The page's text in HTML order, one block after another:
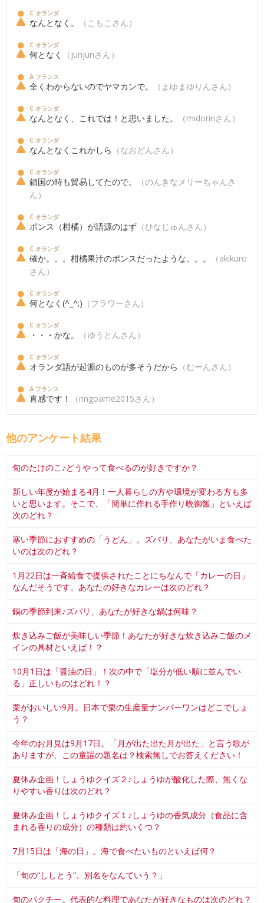
C オランダ
なんとなく。 （こもこさん）
C オランダ
何となく （junjunさん）
A フランス
全くわからないのでヤマカンで。 （まゆまゆりんさん）
C オランダ
なんとなく、これでは！と思いました。 （midorinさん）
C オランダ
なんとなくこれかしら （なおどんさん）
C オランダ
鎖国の時も貿易してたので。
（のんきなメリーちゃんさ
ん）
C オランダ
ポンス（柑橘）が語源のはず （ひなじゅんさん）
C オランダ
確か。。。柑橘果汁のポンスだったような。。。
（akikuro
さん）
C オランダ
何となく(^_^;) （フラワーさん）
C オランダ
・・・かな。 （ゆうとんさん）
C オランダ
オランダ語が起源のものが多そうだから （むーんさん）
A フランス
直感です！ （ringoame2015さん）
他のアンケート結果
旬のたけのこ♪どうやって食べるのが好きですか？
新しい年度が始まる4月！一人暮らしの方や環境が変わる方も多
いと思います。そこで、「簡単に作れる手作り晩御飯」といえば
次のどれ？
寒い季節におすすめの「うどん」。ズバリ、あなたがいま食べた
いのは次のどれ？
1月22日は一斉給食で提供されたことにちなんで「カレーの日」
なんだそうです。あなたの好きなカレーは次のどれ？
鍋の季節到来♪ズバリ、あなたが好きな鍋は何味？
炊き込みご飯が美味しい季節！あなたが好きな炊き込みご飯のメ
インの具材といえば！？
10月1日は「醤油の日」！次の中で「塩分が低い順に並んでい
る」正しいものはどれ！？
栗がおいしい9月。日本で栗の生産量ナンバーワンはどこでしょ
う？
今年のお月見は9月17日。「月が出た出た月が出た」と言う歌が
ありますが、この童謡の題名は？検索無しでお答えください！
夏休み企画！しょうゆクイズ２♪しょうゆが酸化した際、無くな
りやすい香りは次のどれ？
夏休み企画！しょうゆクイズ１♪しょうゆの香気成分（食品に含
まれる香りの成分）の種類は約いくつ？
7月15日は「海の日」。海で食べたいものといえば何？
「旬の“ししとう”。別名をなんていう？」
旬のパクチー。代表的な料理であなたが好きなものは次のどれ？